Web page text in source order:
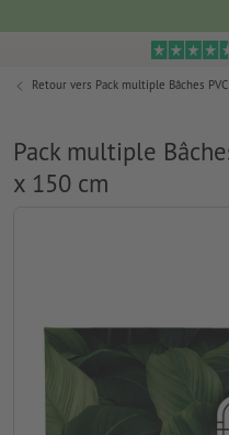
Retour vers Pack multiple Bâches PVC
Pack multiple
x 150 cm